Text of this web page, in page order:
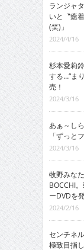
ランジャ
いと〝癒
(笑)」
2024/4/16
杉本愛莉
する…“ま
売！
2024/3/16
あぁ～し
「ずっと
2024/3/16
牧野みな
BOCCHI
ーDVDを
2024/2/16
センチネ
極致目指